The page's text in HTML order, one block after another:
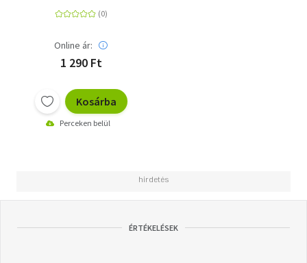
Online ár:
1 290 Ft
Kosárba
Perceken belül
ÉRTÉKELÉSEK